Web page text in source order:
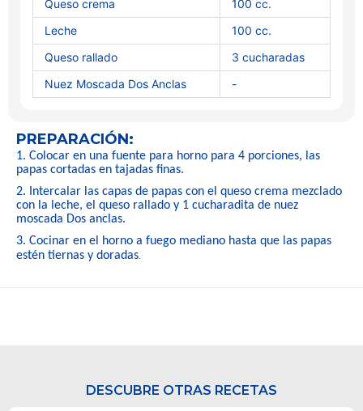
Queso crema
100 cc.
Leche
100 cc.
Queso rallado
3 cucharadas
Nuez Moscada Dos Anclas
-
PREPARACIÓN:
1. Colocar en una fuente para horno para 4 porciones, las
papas cortadas en tajadas finas.
2. Intercalar las capas de papas con el queso crema mezclado
con la leche, el queso rallado y 1 cucharadita de nuez
moscada Dos anclas.
3. Cocinar en el horno a fuego mediano hasta que las papas
estén tiernas y doradas
DESCUBRE OTRAS RECETAS